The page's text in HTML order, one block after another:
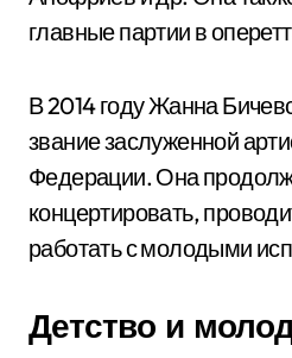
главные партии в
В 2014 году Жанна
звание заслуженной
Федерации. Она
концертировать,
работать с молодыми
Детство и